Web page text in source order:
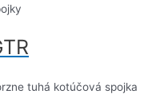
tuhá kotúčová spojka